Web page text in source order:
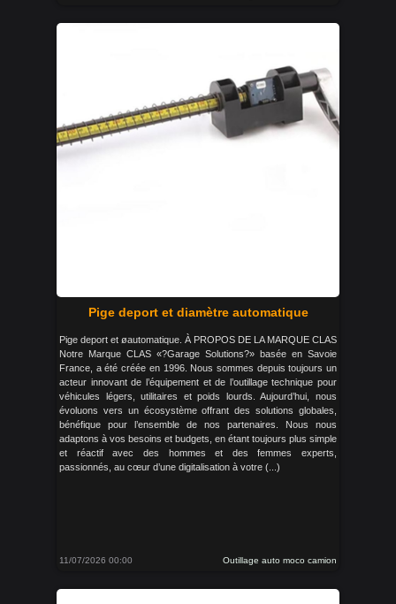
Pige deport et diamètre automatique
Pige deport et øautomatique. À PROPOS DE LA MARQUE CLAS
Notre Marque CLAS «?Garage Solutions?» basée en Savoie
France, a été créée en 1996. Nous sommes depuis toujours un
acteur innovant de l’équipement et de l’outillage technique pour
véhicules légers, utilitaires et poids lourds. Aujourd’hui, nous
évoluons vers un écosystème offrant des solutions globales,
bénéfique pour l’ensemble de nos partenaires. Nous nous
adaptons à vos besoins et budgets, en étant toujours plus simple
et réactif avec des hommes et des femmes experts,
passionnés, au cœur d’une digitalisation à votre (...)
11/07/2026 00:00 Outillage auto moco camion